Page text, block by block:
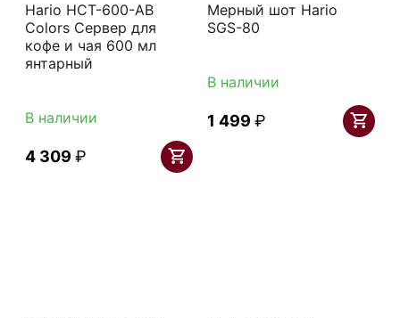
Hario HCT-600-AB
Colors Сервер для
кофе и чая 600 мл
янтарный
В наличии
4 309 ₽
Мерный шот Hario
SGS-80
В наличии
1 499 ₽